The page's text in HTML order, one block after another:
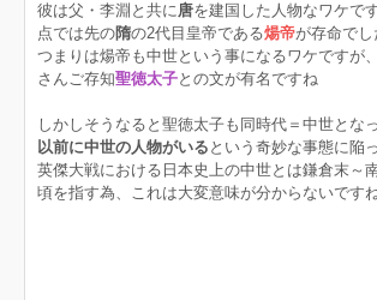
彼は父・李淵と共に唐を建国した人物なワケで
点では先の隋の2代目皇帝である煬帝が存命でし
つまりは煬帝も中世という事になるワケですが
さんご存知聖徳太子との文が有名ですね
しかしそうなると聖徳太子も同時代＝中世とな
以前に中世の人物がいる という奇妙な事態に陥
英傑大戦における日本史上の中世とは鎌倉末～
頃を指す為、これは大変意味が分からないです